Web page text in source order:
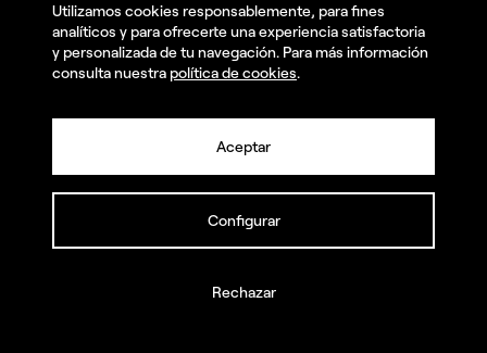
Únete a nuestra newsletter
Enviar
Utilizamos cookies responsablemente, para fines
analíticos y para ofrecerte una experiencia satisfactoria
y personalizada de tu navegación. Para más información
consulta nuestra política de cookies.
Aceptar
Configurar
Rechazar